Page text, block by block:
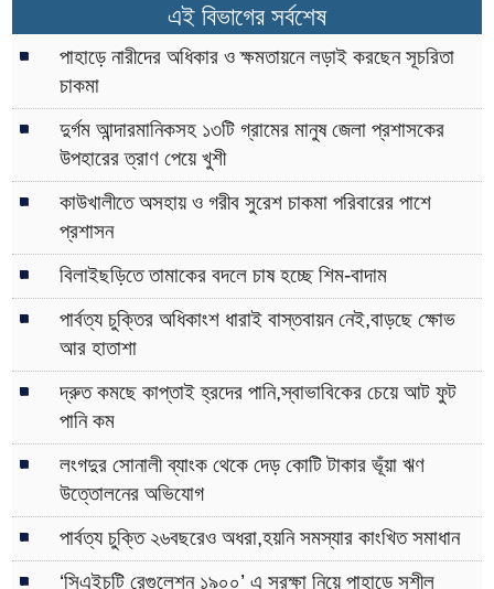
এই বিভাগের সর্বশেষ
পাহাড়ে নারীদের অধিকার ও ক্ষমতায়নে লড়াই করছেন সূচরিতা
চাকমা
দুর্গম আন্দারমানিকসহ ১৩টি গ্রামের মানুষ জেলা প্রশাসকের
উপহারের ত্রাণ পেয়ে খুশী
কাউখালীতে অসহায় ও গরীব সুরেশ চাকমা পরিবারের পাশে
প্রশাসন
বিলাইছড়িতে তামাকের বদলে চাষ হচ্ছে শিম-বাদাম
পার্বত্য চুক্তির অধিকাংশ ধারাই বাস্তবায়ন নেই,বাড়ছে ক্ষোভ
আর হাতাশা
দ্রুত কমছে কাপ্তাই হ্রদের পানি,স্বাভাবিকের চেয়ে আট ফুট
পানি কম
লংগদুর সোনালী ব্যাংক থেকে দেড় কোটি টাকার ভূঁয়া ঋণ
উত্তোলনের অভিযোগ
পার্বত্য চুক্তি ২৬বছরেও অধরা,হয়নি সমস্যার কাংখিত সমাধান
‘সিএইচটি রেগুলেশন ১৯০০’ এ সুরক্ষা নিয়ে পাহাড়ে সুশীল